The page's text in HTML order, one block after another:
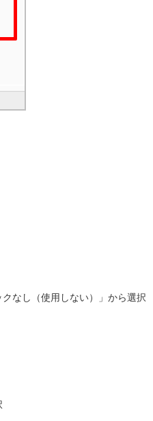
なし（使用しない）」から選択